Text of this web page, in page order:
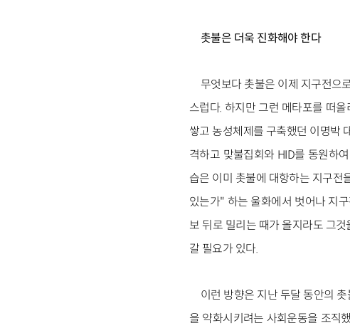
촛불은 더욱 진화해야 한다
무엇보다 촛불은 이제 지구전으
스럽다. 하지만 그런 메타포를 떠
쌓고 농성체제를 구축했던 이명박
격하고 맞불집회와 HID를 동원하
습은 이미 촛불에 대항하는 지구전
있는가" 하는 울화에서 벗어나 지
보 뒤로 밀리는 때가 올지라도 그
갈 필요가 있다.
이런 방향은 지난 두달 동안의
을 약화시키려는 사회운동을 조직